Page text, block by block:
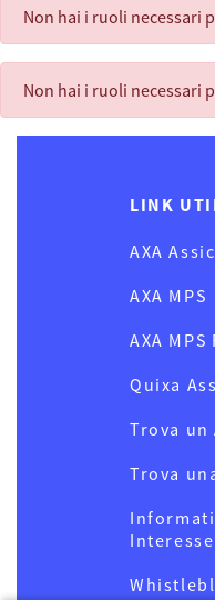
Non hai i ruoli necessari
Non hai i ruoli necessari
LINK
AXA
AXA MPS
AXA
Quixa
Trova un
Trova
Interesse